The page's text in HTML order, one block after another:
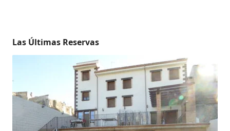
Las Últimas Reservas